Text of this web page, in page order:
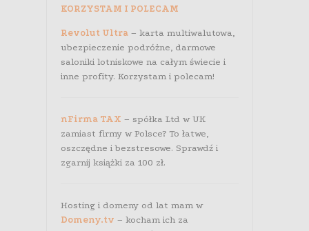
KORZYSTAM I POLECAM
Revolut Ultra– karta multiwalutowa,
ubezpieczenie podróżne, darmowe
saloniki lotniskowe na całym świecie i
inne profity. Korzystam i polecam!
nFirma TAX – spółka Ltd w UK
zamiast firmy w Polsce? To łatwe,
oszczędne i bezstresowe. Sprawdź i
zgarnij książki za 100 zł.
Hosting i domeny od lat mam w
Domeny.tv – kocham ich za